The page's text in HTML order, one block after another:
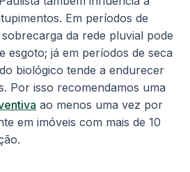
Em períodos de
da rede pluvial pode
esgoto; já em períodos de seca
biológico tende a endurecer
Por isso recomendamos uma
ao menos uma vez por
em imóveis com mais de 10